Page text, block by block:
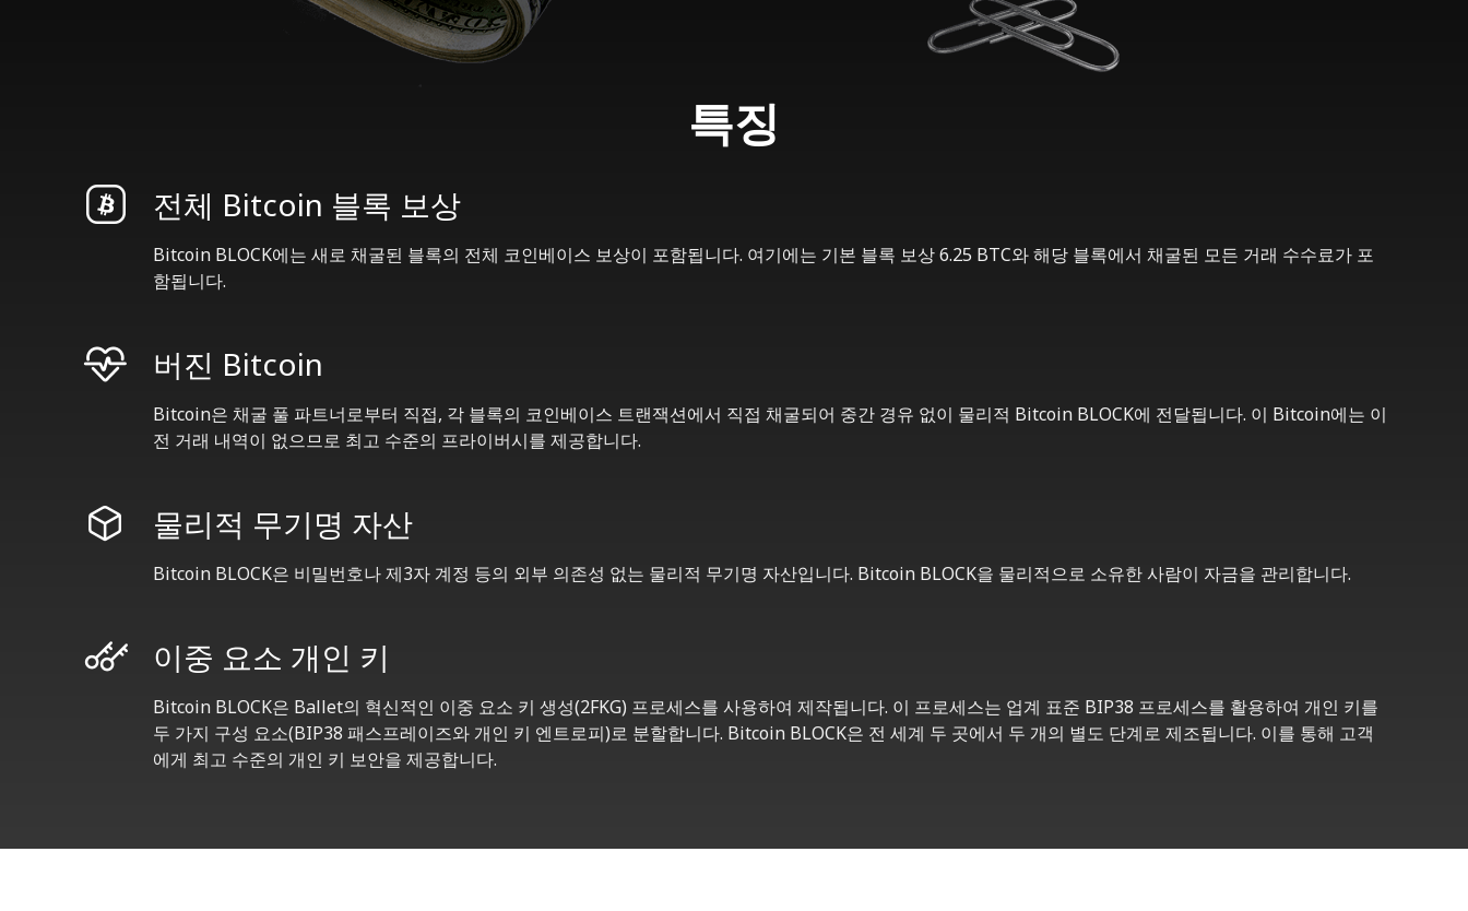
특징
전체 Bitcoin 블록 보상
Bitcoin BLOCK에는 새로 채굴된 블록의 전체 코인베이스 보상이 포함됩니다. 여기에는 기본 블록 보상 6.25 BTC와 해당 블록에서 채굴된 모든 거래 수수료가 포
함됩니다.
버진 Bitcoin
Bitcoin은 채굴 풀 파트너로부터 직접, 각 블록의 코인베이스 트랜잭션에서 직접 채굴되어 중간 경유 없이 물리적 Bitcoin BLOCK에 전달됩니다. 이 Bitcoin에는 이
전 거래 내역이 없으므로 최고 수준의 프라이버시를 제공합니다.
물리적 무기명 자산
Bitcoin BLOCK은 비밀번호나 제3자 계정 등의 외부 의존성 없는 물리적 무기명 자산입니다. Bitcoin BLOCK을 물리적으로 소유한 사람이 자금을 관리합니다.
이중 요소 개인 키
Bitcoin BLOCK은 Ballet의 혁신적인 이중 요소 키 생성(2FKG) 프로세스를 사용하여 제작됩니다. 이 프로세스는 업계 표준 BIP38 프로세스를 활용하여 개인 키를
두 가지 구성 요소(BIP38 패스프레이즈와 개인 키 엔트로피)로 분할합니다. Bitcoin BLOCK은 전 세계 두 곳에서 두 개의 별도 단계로 제조됩니다. 이를 통해 고객
에게 최고 수준의 개인 키 보안을 제공합니다.